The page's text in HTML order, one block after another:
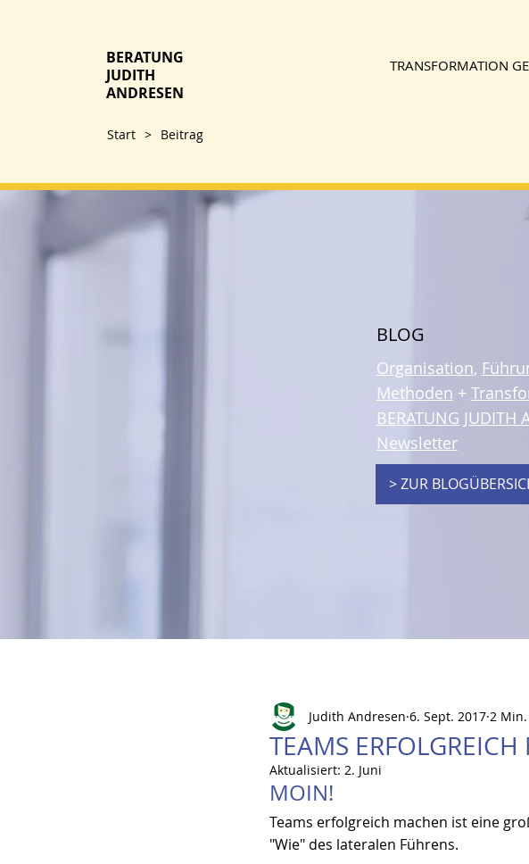
BERATUNG
JUDITH
ANDRESEN
Start > Beitrag
TRANSFORMATION
BLOG
Organisation,
Methoden +
BERATUNG JUDITH
Newsletter
> ZUR
TEAMS
Judith Andresen 6. Sept. 2017 2
Aktualisiert: 2. Juni
MOIN!
Teams erfolgreich machen ist eine
"Wie" des lateralen Führens.